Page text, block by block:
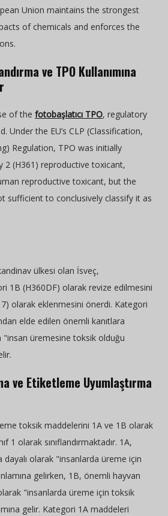
Union maintains the strongest
of chemicals and enforces the
ve TPO Kullanımına
of the fotobaşlatıcı TPO, regulatory
Under the EU’s CLP (Classification,
Regulation, TPO was initially
2 (H361) reproductive toxicant,
reproductive toxicant, but the
sufficient to conclusively classify it as
ülkesi olan İsveç,
1B (H360DF) olarak revize edilmesini
olarak eklenmesini önerdi. Kategori
elde edilen önemli kanıtlara
"insan üremesine toksik olduğu
ve Etiketleme Uyumlaştırma
toksik maddelerini 1A ve 1B olarak
1 olarak sınıflandırmaktadır. 1A,
dayalı olarak "insanlarda üreme için
gelirken, 1B, önemli hayvan
"insanlarda üreme için toksik
gelir. Kategori 1A maddeleri